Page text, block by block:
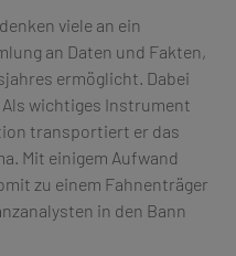
viele an ein
an Daten und Fakten,
ermöglicht. Dabei
wichtiges Instrument
transportiert er das
Mit einigem Aufwand
zu einem Fahnenträger
in den Bann